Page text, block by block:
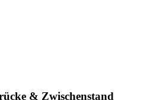
& Zwischenstand